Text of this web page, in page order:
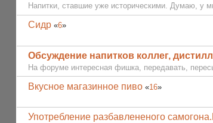
Напитки, ставшие уже историческими. Думаю, у
Сидр «6»
Обсуждение напитков коллег,
На форуме интересная фишка, передавать,
Вкусное магазинное пиво «16»
Употребление разбавлененого